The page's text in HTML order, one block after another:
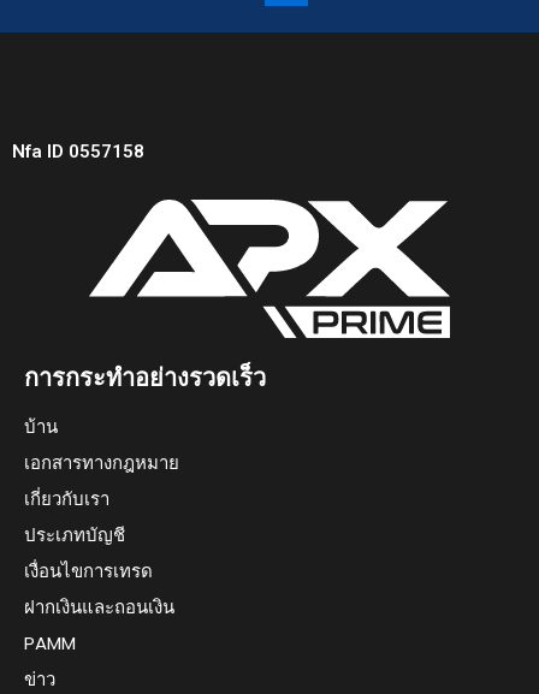
Nfa ID 0557158
การกระทำอย่างรวดเร็ว
บ้าน
เอกสารทางกฎหมาย
เกี่ยวกับเรา
ประเภทบัญชี
เงื่อนไขการเทรด
ฝากเงินและถอนเงิน
PAMM
ข่าว